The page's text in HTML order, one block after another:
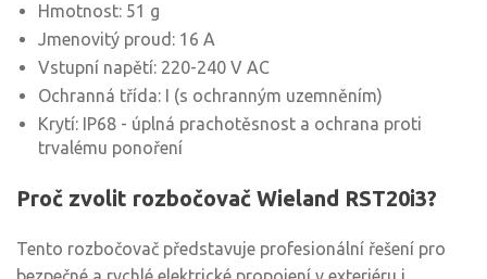
Hmotnost: 51 g
Jmenovitý proud: 16 A
Vstupní napětí: 220-240 V AC
Ochranná třída: I (s ochranným uzemněním)
Krytí: IP68 - úplná prachotěsnost a ochrana proti
trvalému ponoření
Proč zvolit rozbočovač Wieland RST20i3?
Tento rozbočovač představuje profesionální řešení pro